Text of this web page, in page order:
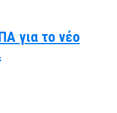
για το νέο